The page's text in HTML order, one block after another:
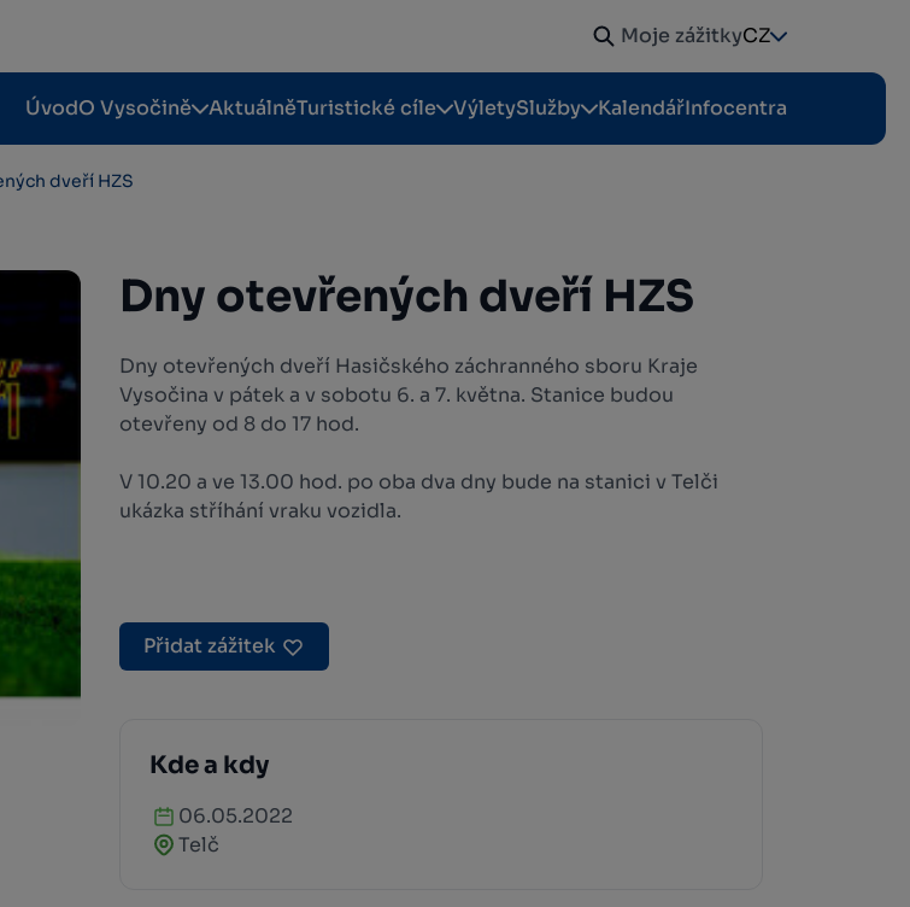
Moje zážitkyCZ
ÚvodO Vysočině AktuálněTuristické cíle VýletySlužby KalendářInfocentra
dveří HZS
Dny otevřených dveří HZS
Dny otevřených dveří Hasičského záchranného sboru Kraje
Vysočina v pátek a v sobotu 6. a 7. května. Stanice budou
otevřeny od 8 do 17 hod.
V 10.20 a ve 13.00 hod. po oba dva dny bude na stanici v Telči
ukázka stříhání vraku vozidla.
Přidat zážitek
Kde a kdy
06.05.2022
Telč